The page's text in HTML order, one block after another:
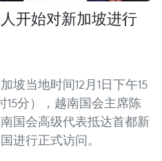
开始对新加坡进行
坡当地时间12月1日下午15
15分），越南国会主席陈
国会高级代表抵达首都新
进行正式访问。